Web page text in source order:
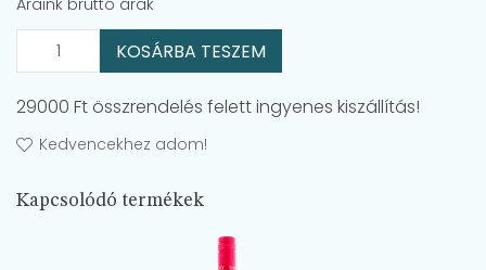
Áraink bruttó árak
KOSÁRBA TESZEM
29000 Ft összrendelés felett ingyenes kiszállítás!
Kedvencekhez adom!
Kapcsolódó termékek